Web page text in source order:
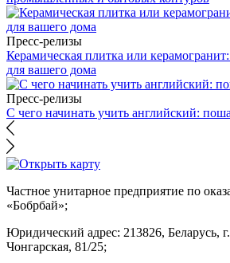
Пресс-релизы
Керамическая плитка или
для вашего дома
Пресс-релизы
С чего начинать учить английский:
Частное унитарное предприятие по
«Бобрбай»;
Юридический адрес: 213826, Беларусь,
Чонгарская, 81/25;